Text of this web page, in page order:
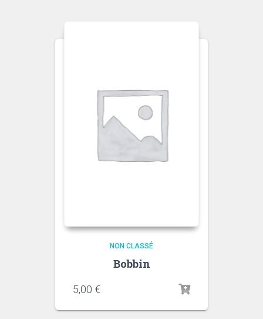
NON CLASSÉ
Bobbin
5,00 €